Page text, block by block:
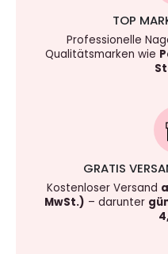
TOP
Professionelle
Qualitätsmarken wie
GRATIS
Kostenloser Versand
MwSt.) – darunter